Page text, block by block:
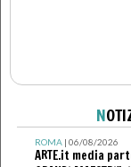
N
ROMA| 06/08/2026
ARTE.it media